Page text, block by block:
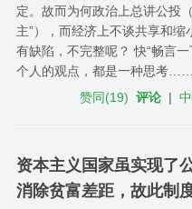
定。故而为何政治上总讲公投
主”）​，而经济上不谈共享和
有缺陷，不完整呢？ 快“畅言
个人的观点，都是一种思考……
赞同(19) 评论 |
资本主义国家虽实现了
消除贫富差距，故此制